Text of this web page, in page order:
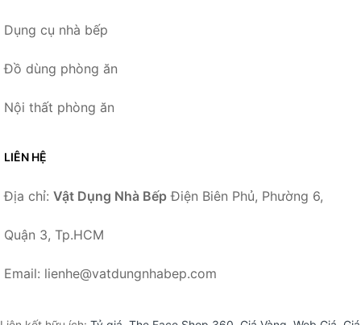
Dụng cụ nhà bếp
Đồ dùng phòng ăn
Nội thất phòng ăn
LIÊN HỆ
Địa chỉ: Vật Dụng Nhà Bếp Điện Biên Phủ, Phường 6,
Quận 3, Tp.HCM
Email: lienhe@vatdungnhabep.com